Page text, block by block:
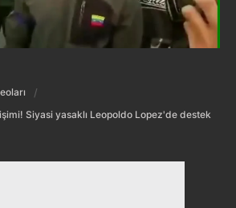
Siyasi yasaklı Leopoldo Lopez'de destek